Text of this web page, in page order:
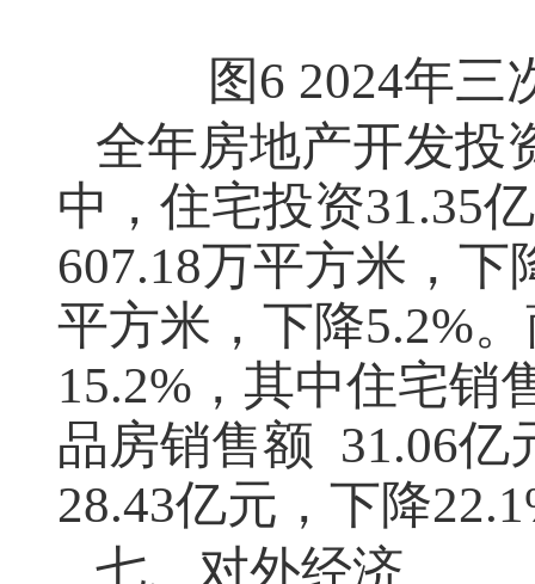
图 6 2024年三
全年房地产开发投
中，住宅投资31.35
607.18万平方米，下
平方米，下降5.2%
15.2% ，其中住宅销
品房销售额 31.06亿
28.43亿元，下降
七、对外经济